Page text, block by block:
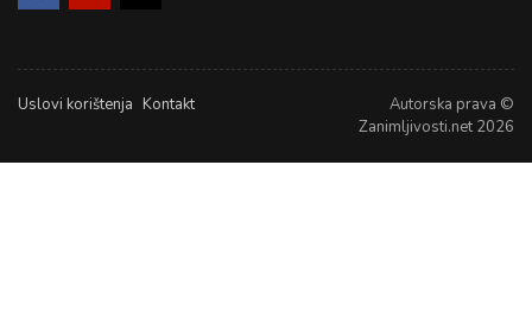
Uslovi korištenja Kontakt
Autorska prava ©
Zanimljivosti.net 2026